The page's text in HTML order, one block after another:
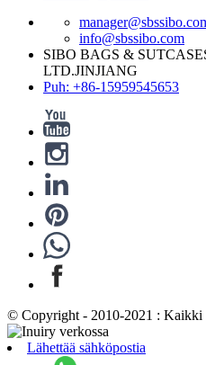
info@sbssibo.com
SIBO BAGS &
LTD.JINJIANG
Puh: +86-15959545653
© Copyright - 2010-2021 : Kaikki
Lähettää sähköpostia